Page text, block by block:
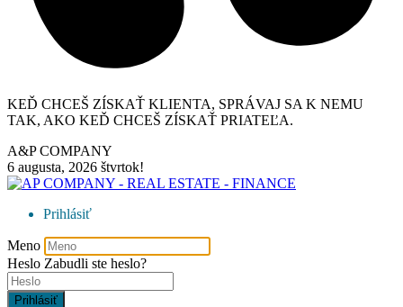
KEĎ CHCEŠ ZÍSKAŤ KLIENTA, SPRÁVAJ SA K NEMU
TAK, AKO KEĎ CHCEŠ ZÍSKAŤ PRIATEĽA.
A&P COMPANY
6 augusta, 2026 štvrtok!
Prihlásiť
Meno
Heslo Zabudli ste heslo?
Prihlásiť